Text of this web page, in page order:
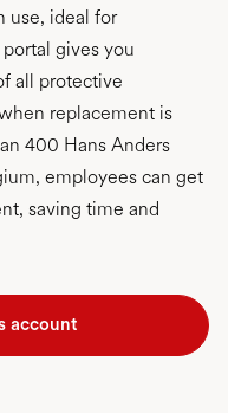
use, ideal for
gives you
all protective
replacement is
400 Hans Anders
employees can get
saving time and
account